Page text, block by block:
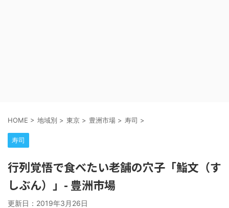
HOME > 地域別 > 東京 > 豊洲市場 > 寿司 >
寿司
行列覚悟で食べたい老舗の穴子「鮨文（す
しぶん）」- 豊洲市場
更新日： 2019年3月26日